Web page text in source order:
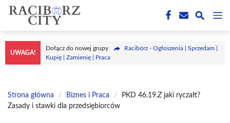
Przejdź
treści
UWAGA!
Dołącz do nowej grupy
Racibórz - Ogłoszenia | Sprzedam |
Kupię | Zamienię | Praca
Strona główna / Biznes i Praca /
PKD 46.19.Z jaki ryczałt?
Zasady i stawki dla przedsiębiorców